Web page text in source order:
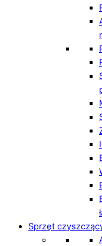
Sprzęt